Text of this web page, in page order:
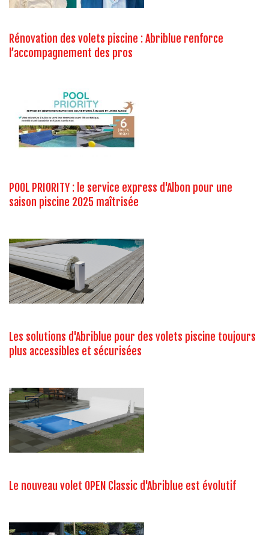
Rénovation des volets piscine : Abriblue renforce
l’accompagnement des pros
POOL PRIORITY : le service express d'Albon pour une
saison piscine 2025 maîtrisée
Les solutions d'Abriblue pour des volets piscine toujours
plus accessibles et sécurisées
Le nouveau volet OPEN Classic d'Abriblue est évolutif